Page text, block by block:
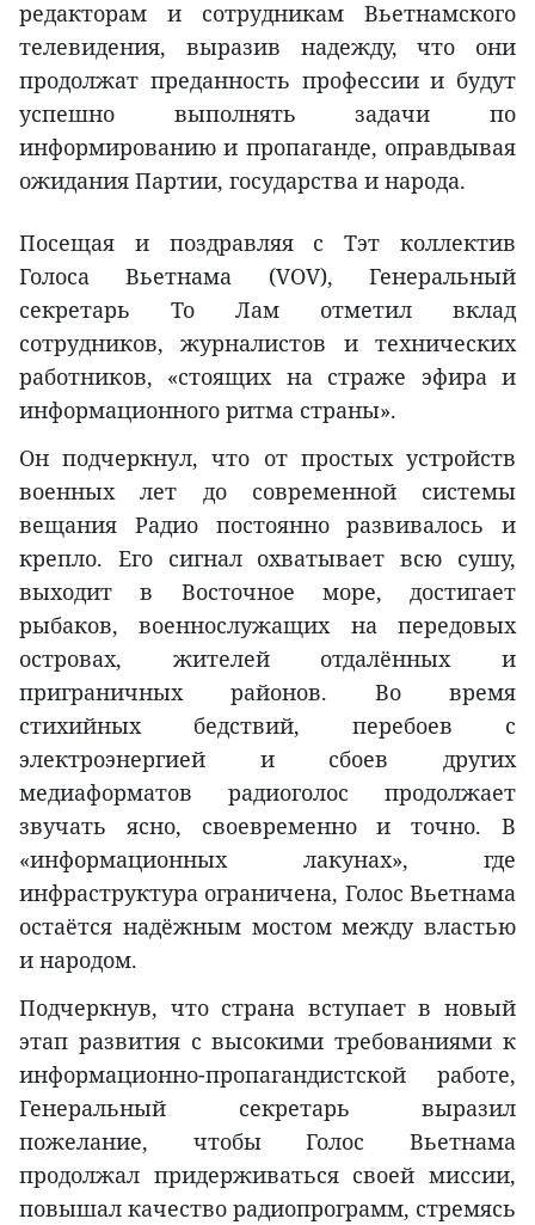
редакторам и сотрудникам Вьетнамского
телевидения, выразив надежду, что они
продолжат преданность профессии и будут
успешно выполнять задачи по
информированию и пропаганде, оправдывая
ожидания Партии, государства и народа.
Посещая и поздравляя с Тэт коллектив
Голоса Вьетнама (VOV), Генеральный
секретарь То Лам отметил вклад
сотрудников, журналистов и технических
работников, «стоящих на страже эфира и
информационного ритма страны».
Он подчеркнул, что от простых устройств
военных лет до современной системы
вещания Радио постоянно развивалось и
крепло. Его сигнал охватывает всю сушу,
выходит в Восточное море, достигает
рыбаков, военнослужащих на передовых
островах, жителей отдалённых и
приграничных районов. Во время
стихийных бедствий, перебоев с
электроэнергией и сбоев других
медиаформатов радиоголос продолжает
звучать ясно, своевременно и точно. В
«информационных лакунах», где
инфраструктура ограничена, Голос Вьетнама
остаётся надёжным мостом между властью
и народом.
Подчеркнув, что страна вступает в новый
этап развития с высокими требованиями к
информационно-пропагандистской работе,
Генеральный секретарь выразил
пожелание, чтобы Голос Вьетнама
продолжал придерживаться своей миссии,
повышал качество радиопрограмм, стремясь